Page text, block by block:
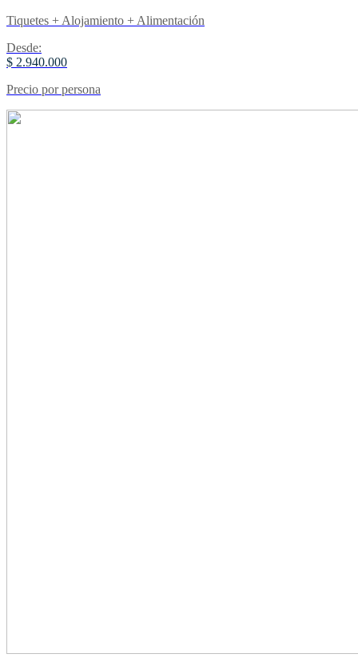
Tiquetes + Alojamiento + Alimentación
Desde:
$ 2.940.000
Precio por persona